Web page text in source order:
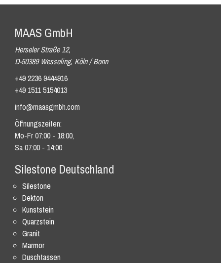
MAAS GmbH
Herseler Straße 12,
D-50389 Wesseling, Köln / Bonn
+49 2236 9444916
+49 1511 5154013
info@maasgmbh.com
Öffnungszeiten:
Mo-Fr 07:00 - 18:00,
Sa 07:00 - 14:00
Silestone Deutschland
Silestone
Dekton
Kunststein
Quarzstein
Granit
Marmor
Duschtassen